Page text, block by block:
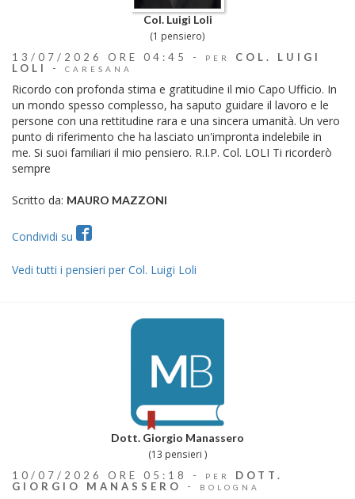
Col. Luigi Loli
(1 pensiero)
13/07/2026 ORE 04:45 - PER
COL. LUIGI
LOLI
- CARESANA
Ricordo con profonda stima e gratitudine il mio Capo Ufficio. In
un mondo spesso complesso, ha saputo guidare il lavoro e le
persone con una rettitudine rara e una sincera umanità. Un vero
punto di riferimento che ha lasciato un'impronta indelebile in
me. Si suoi familiari il mio pensiero. R.I.P. Col. LOLI Ti ricorderò
sempre
Scritto da: MAURO MAZZONI
Condividi su
Vedi tutti i pensieri per Col. Luigi Loli
Dott. Giorgio Manassero
(13 pensieri )
10/07/2026 ORE 05:18 - PER
DOTT.
GIORGIO MANASSERO
- BOLOGNA